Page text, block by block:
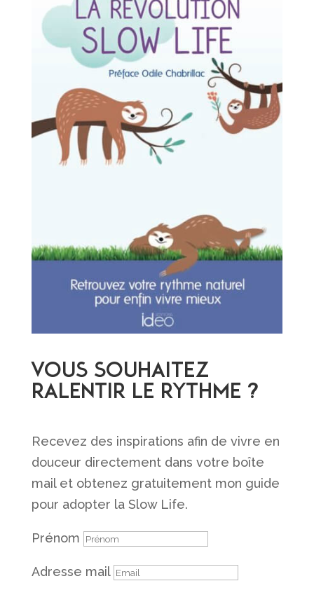
Vous souhaitez
ralentir le rythme ?
Recevez des inspirations afin de vivre en
douceur directement dans votre boîte
mail et obtenez gratuitement mon guide
pour adopter la Slow Life.
Prénom
Adresse mail